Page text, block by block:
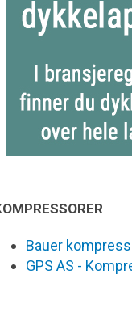
Bauer
GPS AS -